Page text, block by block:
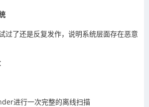
过了还是反复发作，说明系统层面存在恶意
进行一次完整的离线扫描